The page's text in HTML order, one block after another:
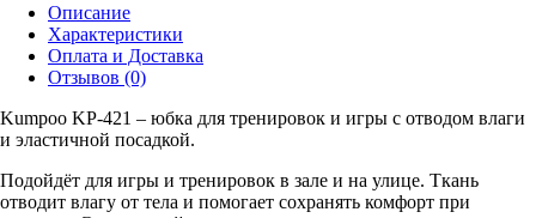
Описание
Характеристики
Оплата и Доставка
Отзывов (0)
Kumpoo KP-421 – юбка для тренировок и игры с отводом влаги
и эластичной посадкой.
Подойдёт для игры и тренировок в зале и на улице. Ткань
отводит влагу от тела и помогает сохранять комфорт при